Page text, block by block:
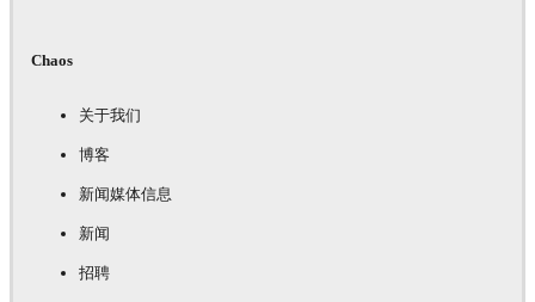
Chaos
关于我们
博客
新闻媒体信息
新闻
招聘